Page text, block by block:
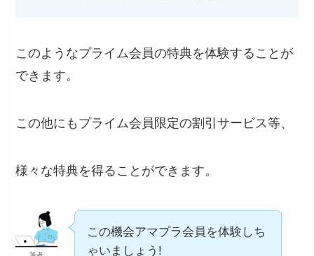
このようなプライム会員の特典を体験することが
できます。
この他にもプライム会員限定の割引サービス等、
様々な特典を得ることができます。
この機会アマプラ会員を体験しち
ゃいましょう!